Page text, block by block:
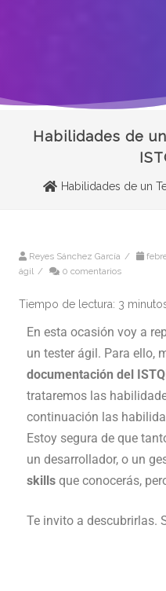
Habilidades de
Habilidades de un
Reyes Sánchez García /
ágil / 0 comentarios
Tiempo de lectura: 3
En esta ocasión voy a
un tester ágil. Para ello,
documentación del
trataremos las
continuación las
Estoy segura de que
un desarrollador, o un
skills que conocerás,
Te invito a descubrirlas.